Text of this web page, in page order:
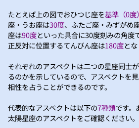
たとえば上の図でおひつじ座を基準（0度）
座・うお座は30度、ふたご座・みずがめ
座は90度といった具合に30度刻みの角度
正反対に位置するてんびん座は180度とな
それぞれのアスペクトは二つの星座同士
るのかを示しているので、アスペクトを
相性を占うことができるのです。
代表的なアスペクトは以下の7種類です。
太陽星座のアスペクトをご確認ください。